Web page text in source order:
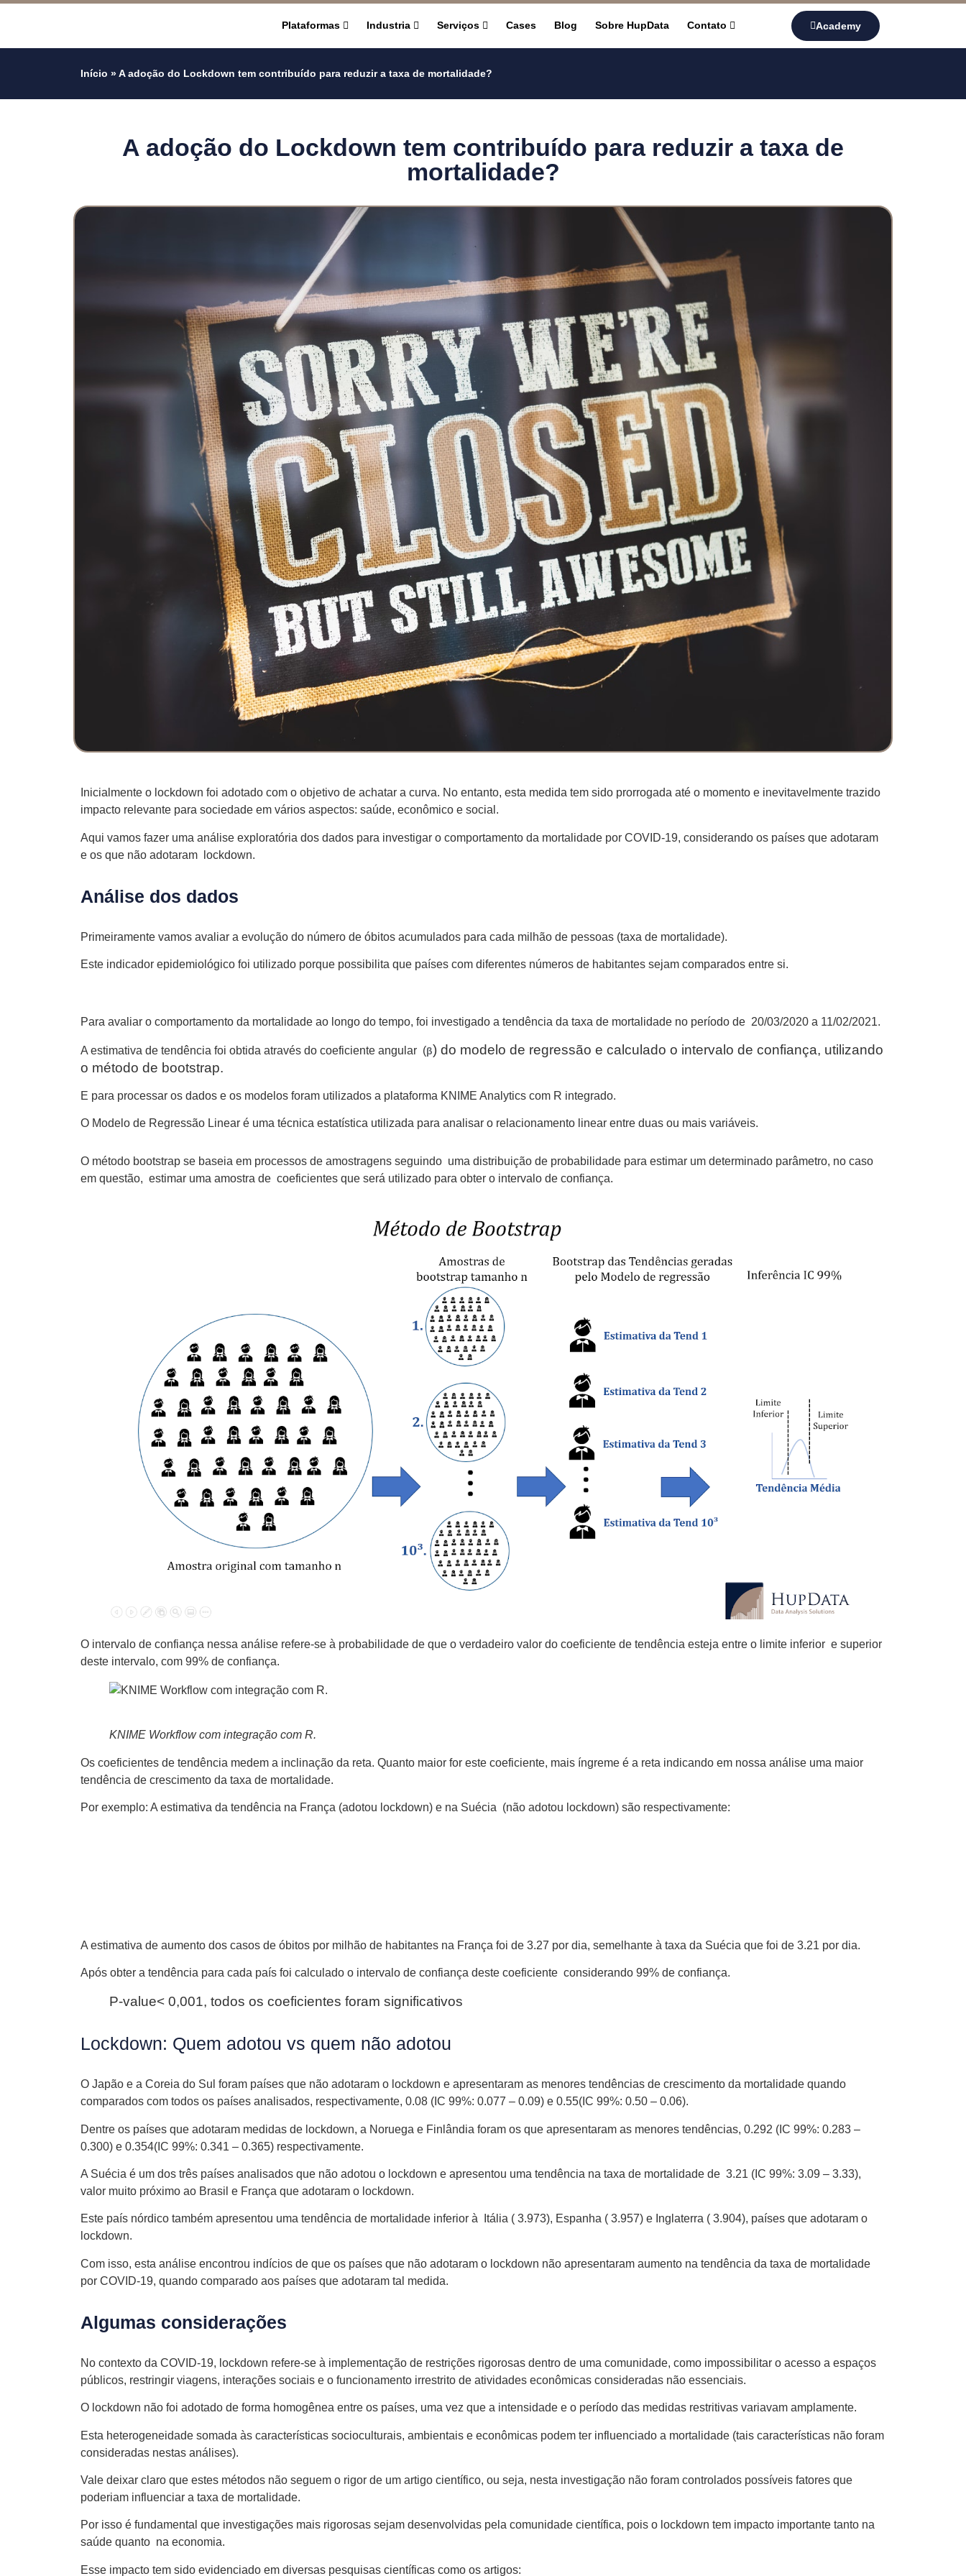
Plataformas Industria Serviços Cases Blog Sobre HupData Contato Academy
Início »A adoção do Lockdown tem contribuído para reduzir a taxa de mortalidade?
A adoção do Lockdown tem contribuído para reduzir a taxa de
mortalidade?
Inicialmente o lockdown foi adotado com o objetivo de achatar a curva. No entanto, esta medida tem sido prorrogada até o momento e inevitavelmente trazido
impacto relevante para sociedade em vários aspectos: saúde, econômico e social.
Aqui vamos fazer uma análise exploratória dos dados para investigar o comportamento da mortalidade por COVID-19, considerando os países que adotaram
e os que não adotaram lockdown.
Análise dos dados
Primeiramente vamos avaliar a evolução do número de óbitos acumulados para cada milhão de pessoas (taxa de mortalidade).
Este indicador epidemiológico foi utilizado porque possibilita que países com diferentes números de habitantes sejam comparados entre si.
Para avaliar o comportamento da mortalidade ao longo do tempo, foi investigado a tendência da taxa de mortalidade no período de 20/03/2020 a 11/02/2021.
A estimativa de tendência foi obtida através do coeficiente angular (β) do modelo de regressão e calculado o intervalo de confiança, utilizando
o método de bootstrap.
E para processar os dados e os modelos foram utilizados a plataforma KNIME Analytics com R integrado.
O Modelo de Regressão Linear é uma técnica estatística utilizada para analisar o relacionamento linear entre duas ou mais variáveis.
O método bootstrap se baseia em processos de amostragens seguindo uma distribuição de probabilidade para estimar um determinado parâmetro, no caso
em questão, estimar uma amostra de coeficientes que será utilizado para obter o intervalo de confiança.
O intervalo de confiança nessa análise refere-se à probabilidade de que o verdadeiro valor do coeficiente de tendência esteja entre o limite inferior e superior
deste intervalo, com 99% de confiança.
KNIME Workflow com integração com R.
Os coeficientes de tendência medem a inclinação da reta. Quanto maior for este coeficiente, mais íngreme é a reta indicando em nossa análise uma maior
tendência de crescimento da taxa de mortalidade.
Por exemplo: A estimativa da tendência na França (adotou lockdown) e na Suécia (não adotou lockdown) são respectivamente:
A estimativa de aumento dos casos de óbitos por milhão de habitantes na França foi de 3.27 por dia, semelhante à taxa da Suécia que foi de 3.21 por dia.
Após obter a tendência para cada país foi calculado o intervalo de confiança deste coeficiente considerando 99% de confiança.
P-value< 0,001, todos os coeficientes foram significativos
Lockdown: Quem adotou vs quem não adotou
O Japão e a Coreia do Sul foram países que não adotaram o lockdown e apresentaram as menores tendências de crescimento da mortalidade quando
comparados com todos os países analisados, respectivamente, 0.08 (IC 99%: 0.077 – 0.09) e 0.55(IC 99%: 0.50 – 0.06).
Dentre os países que adotaram medidas de lockdown, a Noruega e Finlândia foram os que apresentaram as menores tendências, 0.292 (IC 99%: 0.283 –
0.300) e 0.354(IC 99%: 0.341 – 0.365) respectivamente.
A Suécia é um dos três países analisados que não adotou o lockdown e apresentou uma tendência na taxa de mortalidade de 3.21 (IC 99%: 3.09 – 3.33),
valor muito próximo ao Brasil e França que adotaram o lockdown.
Este país nórdico também apresentou uma tendência de mortalidade inferior à Itália ( 3.973), Espanha ( 3.957) e Inglaterra ( 3.904), países que adotaram o
lockdown.
Com isso, esta análise encontrou indícios de que os países que não adotaram o lockdown não apresentaram aumento na tendência da taxa de mortalidade
por COVID-19, quando comparado aos países que adotaram tal medida.
Algumas considerações
No contexto da COVID-19, lockdown refere-se à implementação de restrições rigorosas dentro de uma comunidade, como impossibilitar o acesso a espaços
públicos, restringir viagens, interações sociais e o funcionamento irrestrito de atividades econômicas consideradas não essenciais.
O lockdown não foi adotado de forma homogênea entre os países, uma vez que a intensidade e o período das medidas restritivas variavam amplamente.
Esta heterogeneidade somada às características socioculturais, ambientais e econômicas podem ter influenciado a mortalidade (tais características não foram
consideradas nestas análises).
Vale deixar claro que estes métodos não seguem o rigor de um artigo científico, ou seja, nesta investigação não foram controlados possíveis fatores que
poderiam influenciar a taxa de mortalidade.
Por isso é fundamental que investigações mais rigorosas sejam desenvolvidas pela comunidade científica, pois o lockdown tem impacto importante tanto na
saúde quanto na economia.
Esse impacto tem sido evidenciado em diversas pesquisas científicas como os artigos: